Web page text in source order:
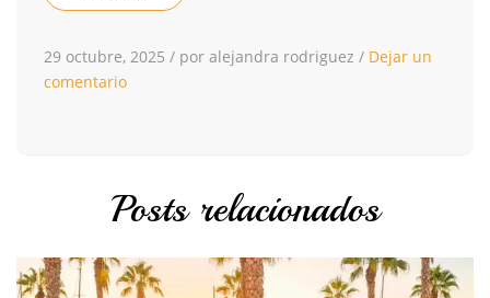
29 octubre, 2025 / por alejandra rodriguez / Dejar un
comentario
Posts relacionados